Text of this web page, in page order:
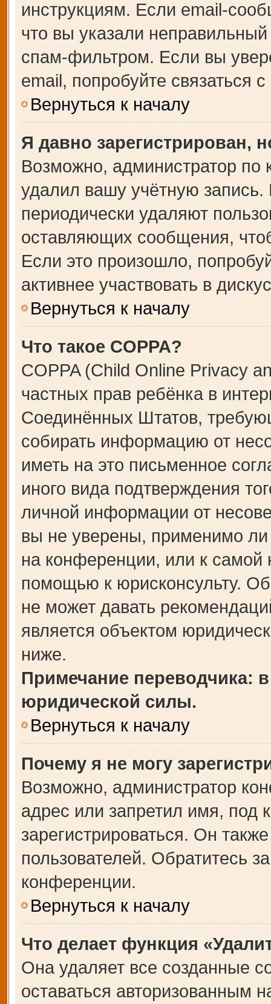
инструкциям. Если email-
что вы указали
спам-фильтром. Если вы
email, попробуйте связаться
Вернуться к началу
Я давно зарегистрирован,
Возможно, администратор по
удалил вашу учётную
периодически удаляют
оставляющих сообщения,
Если это произошло,
активнее участвовать в
Вернуться к началу
Что такое COPPA?
COPPA (Child Online Privacy
частных прав ребёнка в
Соединённых Штатов,
собирать информацию от
иметь на это письменное
иного вида подтверждения
личной информации от
вы не уверены, применимо ли
на конференции, или к самой
помощью к юрисконсульту.
не может давать
является объектом
ниже.
Примечание переводчика:
юридической силы.
Вернуться к началу
Почему я не могу
Возможно, администратор
адрес или запретил имя, под
зарегистрироваться. Он
пользователей. Обратитесь
конференции.
Вернуться к началу
Что делает функция
Она удаляет все созданные
оставаться авторизованным